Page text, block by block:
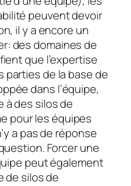
peuvent devoir
il y a encore un
des domaines de
que l’expertise
parties de la base de
dans l’équipe,
à des silos de
pour les équipes
a pas de réponse
Forcer une
peut également
de silos de